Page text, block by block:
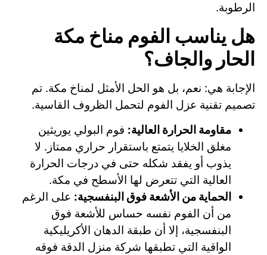
الرطوبة.
هل يناسب الفوم مناخ مكة
الحار والجاف؟
الإجابة هي: نعم، بل هو الحل الأمثل لمناخ مكة. تم
تصميم تقنية عزل الفوم لتحمل الظروف القاسية.
مقاومة الحرارة العالية: فوم البولي يوريثين
مغلق الخلايا يتمتع باستقرار حراري ممتاز. لا
يذوب أو يفقد شكله حتى في درجات الحرارة
العالية التي تتعرض لها الأسطح في مكة.
الحماية من الأشعة فوق البنفسجية: على الرغم
من أن الفوم نفسه حساس للأشعة فوق
البنفسجية، إلا أن طبقة الدهان الأكريليكية
الواقية التي تطبقها شركة منزل الدقة فوقه